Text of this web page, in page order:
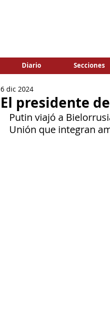
Diario Secciones
El presidente
6 dic 2024
Putin viajó a
Unión que integran